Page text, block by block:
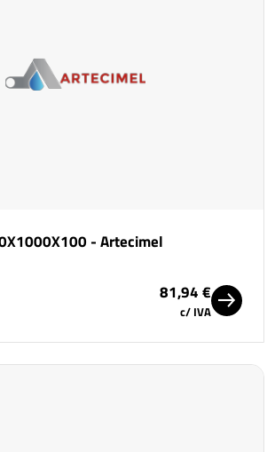
- Artecimel
81,94 €
c/ IVA